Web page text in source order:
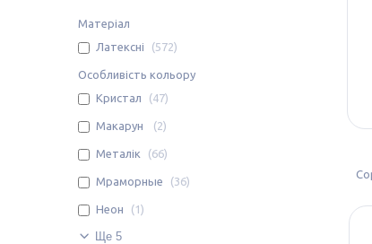
Матеріал
Латексні
572
Особливість кольору
Кристал
47
Макарун 2
Металік 66
Мраморные 36
Неон 1
Ще 5